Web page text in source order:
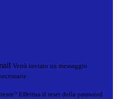
Verrà inviato un messaggio
Effettua il reset della password